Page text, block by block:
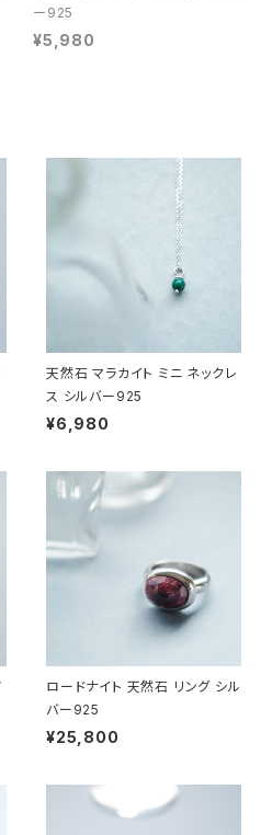
ー925
¥5,980
天然石 マラカイト ミニ ネックレ
ス シルバー925
¥6,980
ロードナイト 天然石 リング シル
バー925
¥25,800